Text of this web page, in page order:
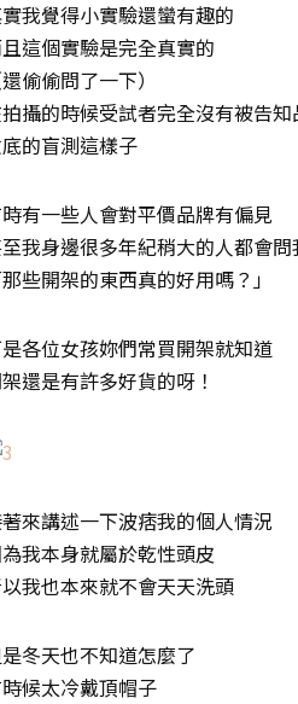
我覺得小實驗還蠻有趣的
這個實驗是完全真實的
還偷偷問了一下）
攝的時候受試者完全沒有被告知
的盲測這樣子
有一些人會對平價品牌有偏見
我身邊很多年紀稍大的人都會問
那些開架的東西真的好用嗎？」
各位女孩妳們常買開架就知道
還是有許多好貨的呀！
來講述一下波痞我的個人情況
我本身就屬於乾性頭皮
我也本來就不會天天洗頭
冬天也不知道怎麼了
候太冷戴頂帽子